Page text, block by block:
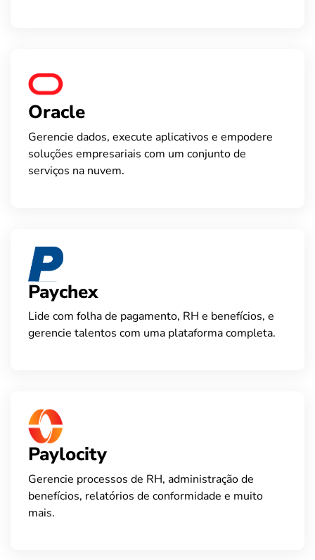
Oracle
Gerencie dados, execute aplicativos e empodere
soluções empresariais com um conjunto de
serviços na nuvem.
Paychex
Lide com folha de pagamento, RH e benefícios, e
gerencie talentos com uma plataforma completa.
Paylocity
Gerencie processos de RH, administração de
benefícios, relatórios de conformidade e muito
mais.